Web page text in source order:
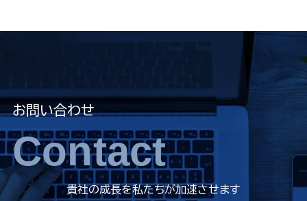
お問い合わせ
Contact
貴社の成長を私たちが加速させます